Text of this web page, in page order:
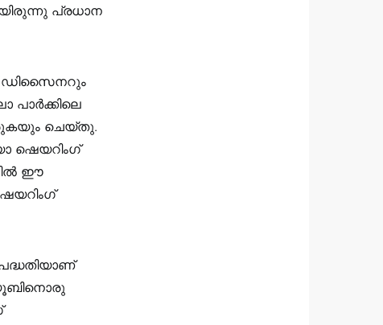
പ്രധാന
ഡിസൈനറും
പാർക്കിലെ
ചെയ്തു.
ഷെയറിംഗ്
ഈ